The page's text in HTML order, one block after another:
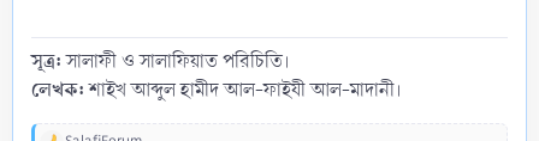
সূত্র:সালাফী ও সালাফিয়াত পরিচিতি।
লেখক:শাইখ আব্দুল হামীদ আল-ফাইযী আল-মাদানী।